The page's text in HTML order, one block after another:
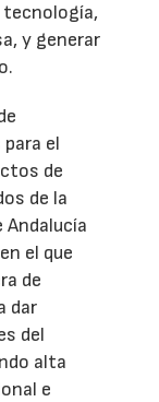
tecnología,
y generar
el
de
de la
Andalucía
el que
de
dar
del
alta
e